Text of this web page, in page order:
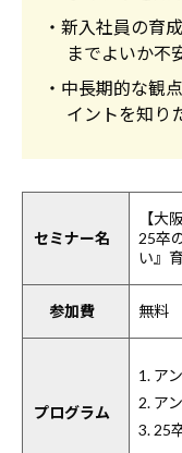
・新入社員の育
までよいか不
・中長期的な観
イントを知り
セミナー名
【大
25卒
い』
参加費 無料
プログラム
1. ア
2. ア
3. 25